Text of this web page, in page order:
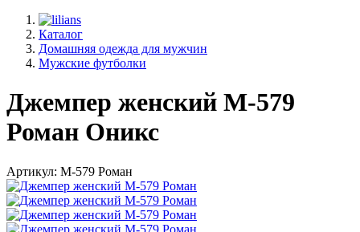
Каталог
Домашняя одежда для мужчин
Мужские футболки
Джемпер женский М-579
Роман Оникс
Артикул: М-579 Роман